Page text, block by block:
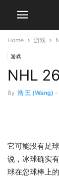
Home 游戏
游戏
NHL
By 浩 王 (Wang) -
它可能没有足
说，冰球确实
球在您球棒上